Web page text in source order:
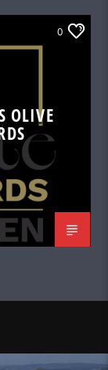
0
OLIVE